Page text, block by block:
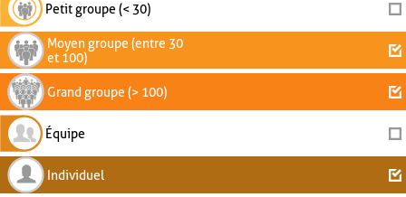
Petit groupe (< 30)
Moyen groupe (entre 30
et 100)
Grand groupe (> 100)
Équipe
Individuel